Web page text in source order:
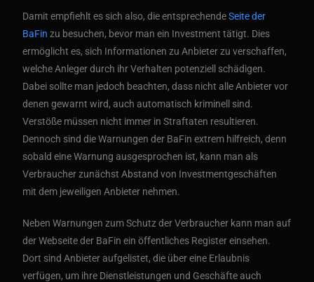
Damit empfiehlt es sich also, die entsprechendeSeite der
BaFin zu besuchen, bevor man ein Investment tätigt. Dies
ermöglicht es, sich Informationen zu Anbieter zu verschaffen,
welche Anleger durch ihr Verhalten potenziell schädigen.
Dabei sollte man jedoch beachten, dass nicht alle Anbieter vor
denen gewarnt wird, auch automatisch kriminell sind.
Verstöße müssen nicht immer in Straftaten resultieren.
Dennoch sind die Warnungen der BaFin extrem hilfreich, denn
sobald eine Warnung ausgesprochen ist, kann man als
Verbraucher zunächst Abstand von Investmentgeschäften
mit dem jeweiligen Anbieter nehmen.
Neben Warnungen zum Schutz der Verbraucher kann man auf
der Webseite der BaFin ein öffentliches Register einsehen.
Dort sind Anbieter aufgelistet, die über eine Erlaubnis
verfügen, um ihre Dienstleistungen und Geschäfte auch